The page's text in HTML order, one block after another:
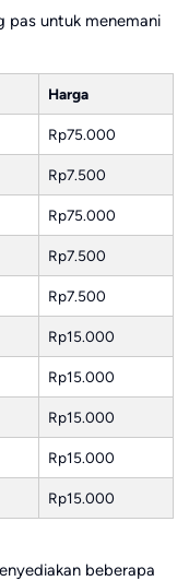
pas untuk menemani
Harga
Rp75.000
Rp7.500
Rp75.000
Rp7.500
Rp7.500
Rp15.000
Rp15.000
Rp15.000
Rp15.000
Rp15.000
beberapa